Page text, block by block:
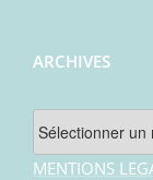
ARCHIVES
MENTIONS